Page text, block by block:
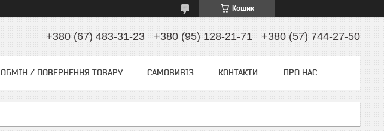
Кошик
+380 (67) 483-31-23 +380 (95) 128-21-71 +380 (57) 744-27-50
ОБМІН / ПОВЕРНЕННЯ ТОВАРУ САМОВИВІЗ КОНТАКТИ ПРО НАС